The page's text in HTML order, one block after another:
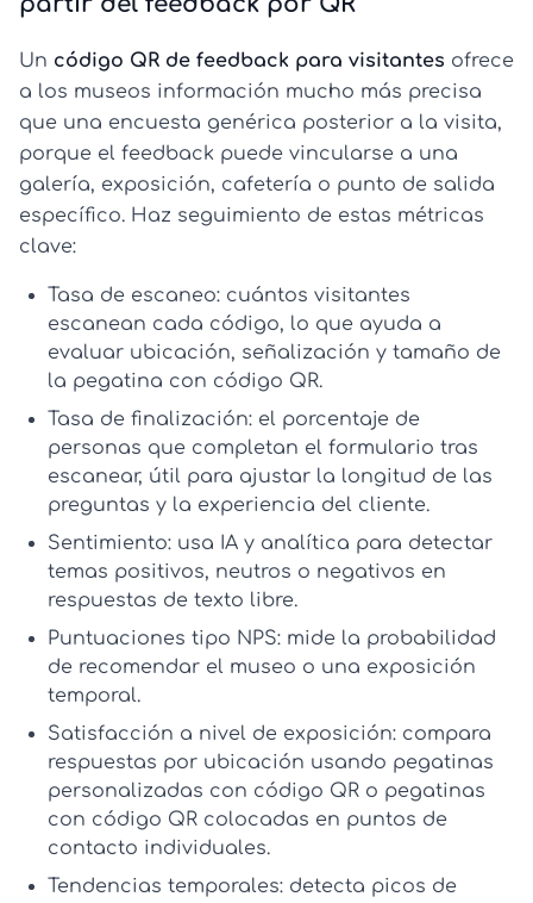
Un código QR de feedback para visitantes ofrece
a los museos información mucho más precisa
que una encuesta genérica posterior a la visita,
porque el feedback puede vincularse a una
galería, exposición, cafetería o punto de salida
específico. Haz seguimiento de estas métricas
clave:
Tasa de escaneo: cuántos visitantes
escanean cada código, lo que ayuda a
evaluar ubicación, señalización y tamaño de
la pegatina con código QR.
Tasa de finalización: el porcentaje de
personas que completan el formulario tras
escanear, útil para ajustar la longitud de las
preguntas y la experiencia del cliente.
Sentimiento: usa IA y analítica para detectar
temas positivos, neutros o negativos en
respuestas de texto libre.
Puntuaciones tipo NPS: mide la probabilidad
de recomendar el museo o una exposición
temporal.
Satisfacción a nivel de exposición: compara
respuestas por ubicación usando pegatinas
personalizadas con código QR o pegatinas
con código QR colocadas en puntos de
contacto individuales.
Tendencias temporales: detecta picos de